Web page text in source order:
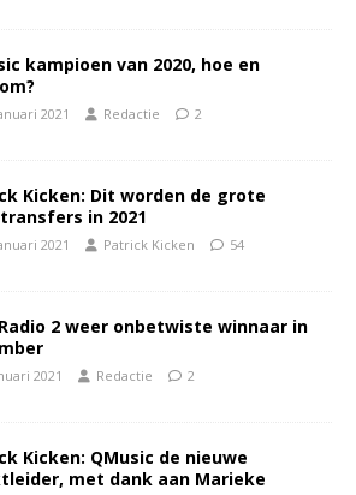
kampioen van 2020, hoe en
2021 Redactie 2
Kicken: Dit worden de grote
in 2021
2021 Patrick Kicken 54
2 weer onbetwiste winnaar in
2021 Redactie 2
Kicken: QMusic de nieuwe
met dank aan Marieke